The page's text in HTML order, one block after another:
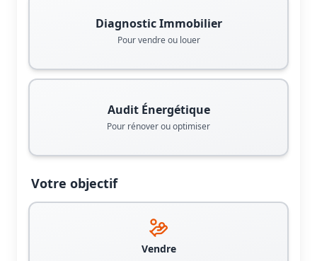
Diagnostic Immobilier
Pour vendre ou louer
Audit Énergétique
Pour rénover ou optimiser
Votre objectif
Vendre